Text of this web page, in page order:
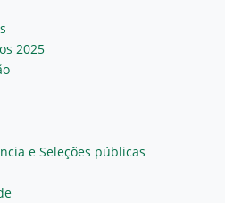
2025
e Seleções públicas